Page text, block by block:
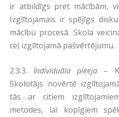
ir atbildīgs pret mācībām,
Izglītojamais ir spējīgs
mācību procesā. Skola
ceļ izglītojamā pašvērtējumu.
2.3.3.Individuāla pieeja –
Skolotājs novērtē
tās ar citiem
metodes, lai kopīgiem